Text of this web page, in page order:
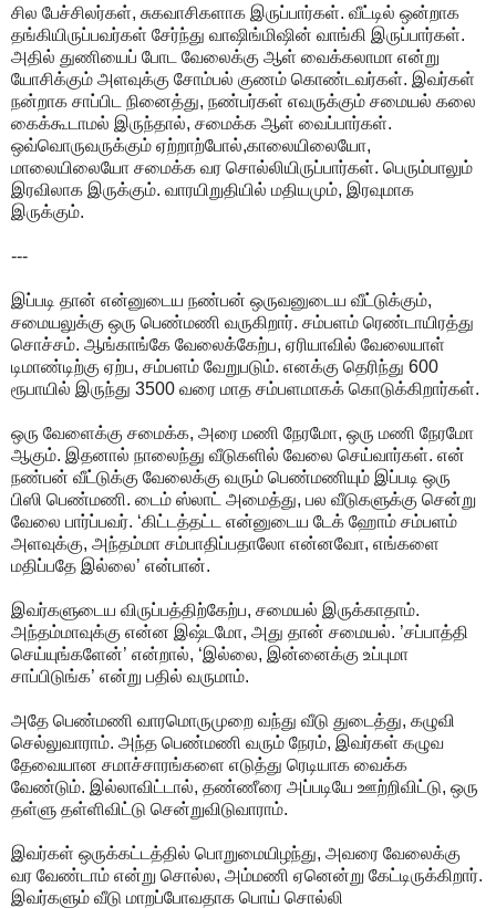
சில பேச்சிலர்கள், சுகவாசிகளாக இருப்பார்கள். வீட்டில் ஒன்றாக
தங்கியிருப்பவர்கள் சேர்ந்து வாஷிங்மிஷின் வாங்கி இருப்பார்கள்.
அதில் துணியைப் போட வேலைக்கு ஆள் வைக்கலாமா என்று
யோசிக்கும் அளவுக்கு சோம்பல் குணம் கொண்டவர்கள். இவர்கள்
நன்றாக சாப்பிட நினைத்து, நண்பர்கள் எவருக்கும் சமையல் கலை
கைக்கூடாமல் இருந்தால், சமைக்க ஆள் வைப்பார்கள்.
ஒவ்வொருவருக்கும் ஏற்றாற்போல்,காலையிலையோ,
மாலையிலையோ சமைக்க வர சொல்லியிருப்பார்கள். பெரும்பாலும்
இரவிலாக இருக்கும். வாரயிறுதியில் மதியமும், இரவுமாக
இருக்கும்.
---
இப்படி தான் என்னுடைய நண்பன் ஒருவனுடைய வீட்டுக்கும்,
சமையலுக்கு ஒரு பெண்மணி வருகிறார். சம்பளம் ரெண்டாயிரத்து
சொச்சம். ஆங்காங்கே வேலைக்கேற்ப, ஏரியாவில் வேலையாள்
டிமாண்டிற்கு ஏற்ப, சம்பளம் வேறுபடும். எனக்கு தெரிந்து 600
ரூபாயில் இருந்து 3500 வரை மாத சம்பளமாகக் கொடுக்கிறார்கள்.
ஒரு வேளைக்கு சமைக்க, அரை மணி நேரமோ, ஒரு மணி நேரமோ
ஆகும். இதனால் நாலைந்து வீடுகளில் வேலை செய்வார்கள். என்
நண்பன் வீட்டுக்கு வேலைக்கு வரும் பெண்மணியும் இப்படி ஒரு
பிஸி பெண்மணி. டைம் ஸ்லாட் அமைத்து, பல வீடுகளுக்கு சென்று
வேலை பார்ப்பவர். ‘கிட்டத்தட்ட என்னுடைய டேக் ஹோம் சம்பளம்
அளவுக்கு, அந்தம்மா சம்பாதிப்பதாலோ என்னவோ, எங்களை
மதிப்பதே இல்லை’ என்பான்.
இவர்களுடைய விருப்பத்திற்கேற்ப, சமையல் இருக்காதாம்.
அந்தம்மாவுக்கு என்ன இஷ்டமோ, அது தான் சமையல். ’சப்பாத்தி
செய்யுங்களேன்’ என்றால், ‘இல்லை, இன்னைக்கு உப்புமா
சாப்பிடுங்க’ என்று பதில் வருமாம்.
அதே பெண்மணி வாரமொருமுறை வந்து வீடு துடைத்து, கழுவி
செல்லுவாராம். அந்த பெண்மணி வரும் நேரம், இவர்கள் கழுவ
தேவையான சமாச்சாரங்களை எடுத்து ரெடியாக வைக்க
வேண்டும். இல்லாவிட்டால், தண்ணீரை அப்படியே ஊற்றிவிட்டு, ஒரு
தள்ளு தள்ளிவிட்டு சென்றுவிடுவாராம்.
இவர்கள் ஒருக்கட்டத்தில் பொறுமையிழந்து, அவரை வேலைக்கு
வர வேண்டாம் என்று சொல்ல, அம்மணி ஏனென்று கேட்டிருக்கிறார்.
இவர்களும் வீடு மாறப்போவதாக பொய் சொல்லி